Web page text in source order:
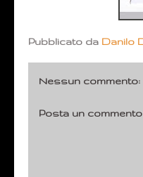
Pubblicato da Danilo
Nessun commento:
Posta un commento